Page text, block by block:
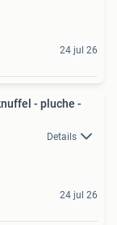
24 jul 26
- pluche -
Details
24 jul 26